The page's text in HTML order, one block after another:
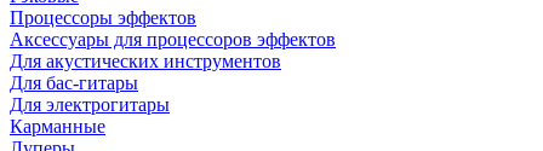
Процессоры эффектов
Аксессуары для процессоров эффектов
Для акустических инструментов
Для бас-гитары
Для электрогитары
Карманные